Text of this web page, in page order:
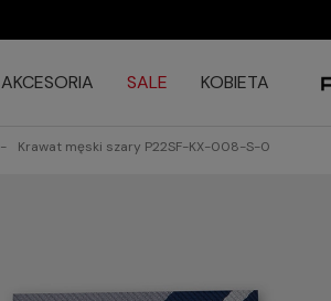
AKCESORIA SALE KOBIETA
Krawat męski szary P22SF-KX-008-S-0